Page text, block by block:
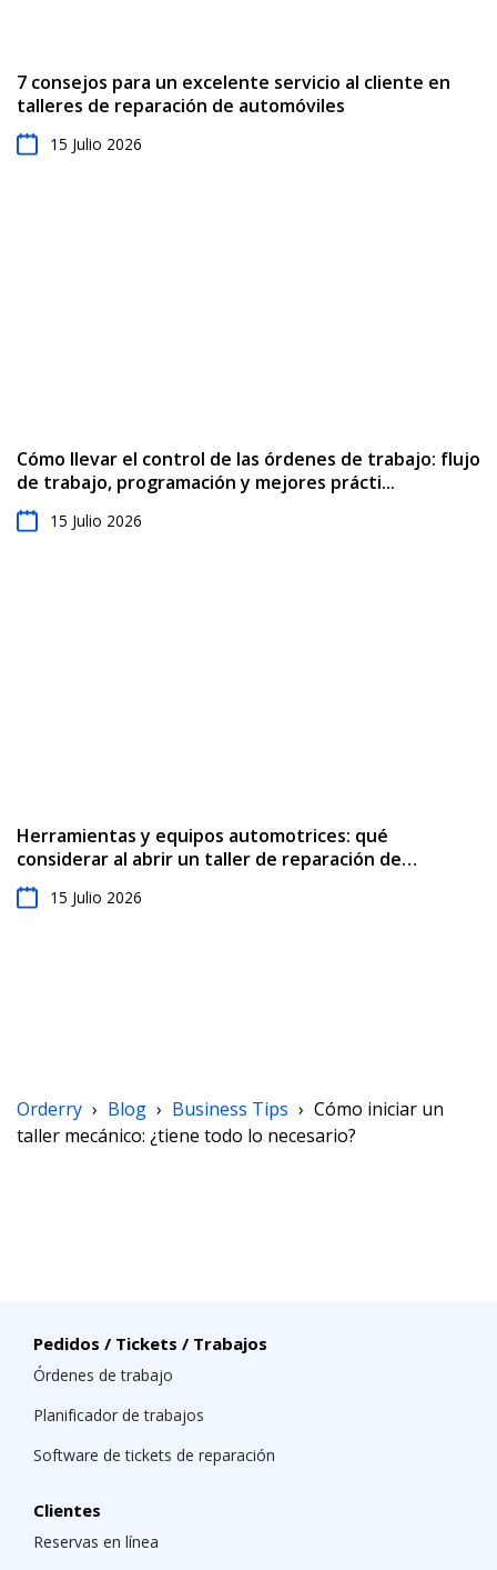
7 consejos para un excelente servicio al cliente en
talleres de reparación de automóviles
15 Julio 2026
Cómo llevar el control de las órdenes de trabajo: flujo
de trabajo, programación y mejores prácti...
15 Julio 2026
Herramientas y equipos automotrices: qué
considerar al abrir un taller de reparación de
automóviles
15 Julio 2026
Orderry › Blog › Business Tips › Cómo iniciar un
taller mecánico: ¿tiene todo lo necesario?
Pedidos / Tickets / Trabajos
Órdenes de trabajo
Planificador de trabajos
Software de tickets de reparación
Clientes
Reservas en línea